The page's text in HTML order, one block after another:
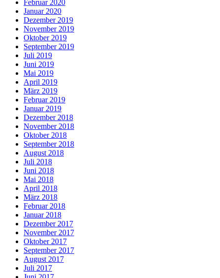
Februar 2020
Januar 2020
Dezember 2019
November 2019
Oktober 2019
September 2019
Juli 2019
Juni 2019
Mai 2019
April 2019
März 2019
Februar 2019
Januar 2019
Dezember 2018
November 2018
Oktober 2018
September 2018
August 2018
Juli 2018
Juni 2018
Mai 2018
April 2018
März 2018
Februar 2018
Januar 2018
Dezember 2017
November 2017
Oktober 2017
September 2017
August 2017
Juli 2017